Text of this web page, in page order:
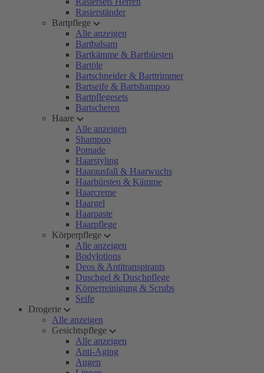
Rasierständer
Bartpflege
Alle anzeigen
Bartbalsam
Bartkämme & Bartbürsten
Bartöle
Bartschneider & Barttrimmer
Bartseife & Bartshampoo
Bartpflegesets
Bartscheren
Haare
Alle anzeigen
Shampoo
Pomade
Haarstyling
Haarausfall & Haarwuchs
Haarbürsten & Kämme
Haarcreme
Haargel
Haarpaste
Haarpflege
Körperpflege
Alle anzeigen
Bodylotions
Deos & Antitranspirants
Duschgel & Duschpflege
Körperreinigung & Scrubs
Seife
Drogerie
Alle anzeigen
Gesichtspflege
Alle anzeigen
Anti-Aging
Augen